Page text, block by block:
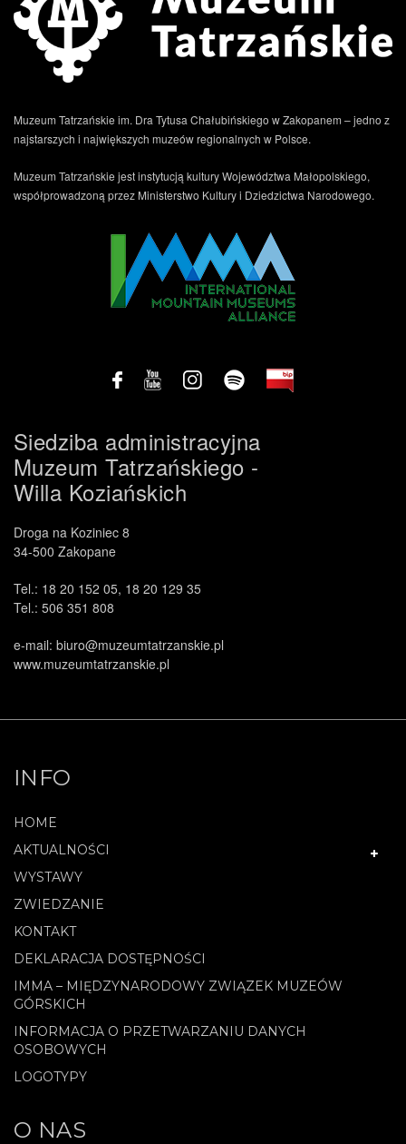
Muzeum Tatrzańskie im. Dra Tytusa Chałubińskiego w Zakopanem – jedno z
najstarszych i największych muzeów regionalnych w Polsce.
Muzeum Tatrzańskie jest instytucją kultury Województwa Małopolskiego,
współprowadzoną przez Ministerstwo Kultury i Dziedzictwa Narodowego.
Siedziba administracyjna
Muzeum Tatrzańskiego -
Willa Koziańskich
Droga na Koziniec 8
34-500 Zakopane
Tel.: 18 20 152 05, 18 20 129 35
Tel.: 506 351 808
e-mail: biuro@muzeumtatrzanskie.pl
www.muzeumtatrzanskie.pl
INFO
HOME
AKTUALNOŚCI
WYSTAWY
ZWIEDZANIE
KONTAKT
DEKLARACJA DOSTĘPNOŚCI
IMMA – MIĘDZYNARODOWY ZWIĄZEK MUZEÓW
GÓRSKICH
INFORMACJA O PRZETWARZANIU DANYCH
OSOBOWYCH
LOGOTYPY
O NAS
.